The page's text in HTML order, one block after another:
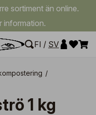
sortiment än online.
information.
FI / SV
/
1 kg